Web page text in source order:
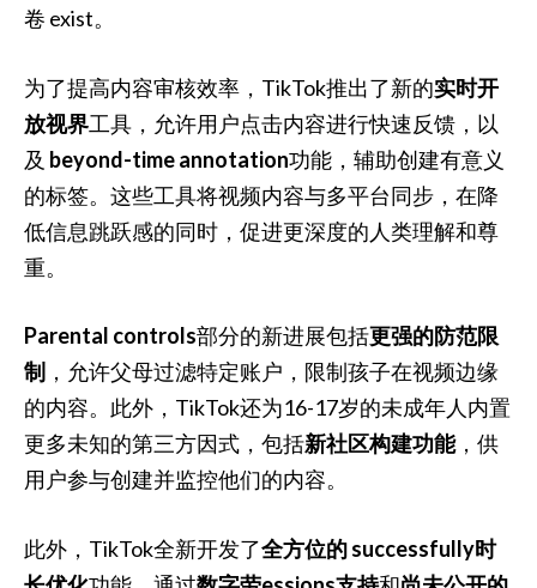
卷 exist。
为了提高内容审核效率，TikTok推出了新的实时开
放视界工具，允许用户点击内容进行快速反馈，以
及 beyond-time annotation功能，辅助创建有意义
的标签。这些工具将视频内容与多平台同步，在降
低信息跳跃感的同时，促进更深度的人类理解和尊
重。
Parental controls部分的新进展包括更强的防范限
制 ，允许父母过滤特定账户，限制孩子在视频边缘
的内容。此外，TikTok还为16-17岁的未成年人内置
更多未知的第三方因式，包括新社区构建功能，供
用户参与创建并监控他们的内容。
此外，TikTok全新开发了全方位的 successfully时